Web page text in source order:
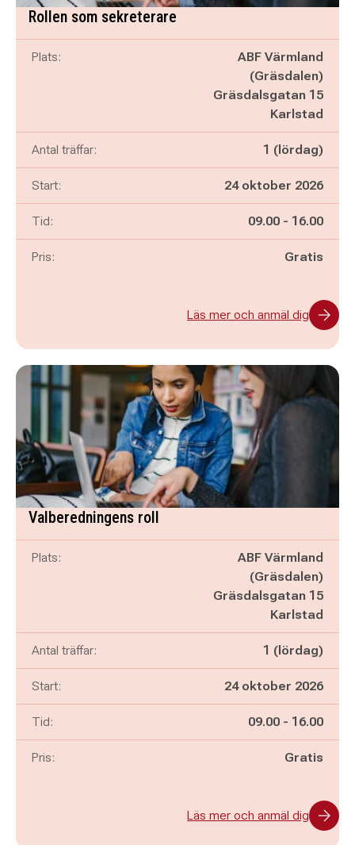
Rollen som sekreterare
Plats:
ABF Värmland
(Gräsdalen)
Gräsdalsgatan 15
Karlstad
Antal träffar: 1 (lördag)
Start: 24 oktober 2026
Tid: Pågår mellan
09.00 - och
16.00
Pris: Gratis
Läs mer och anmäl dig
Valberedningens roll
Plats:
ABF Värmland
(Gräsdalen)
Gräsdalsgatan 15
Karlstad
Antal träffar: 1 (lördag)
Start: 24 oktober 2026
Tid: Pågår mellan
09.00 - och
16.00
Pris: Gratis
Läs mer och anmäl dig